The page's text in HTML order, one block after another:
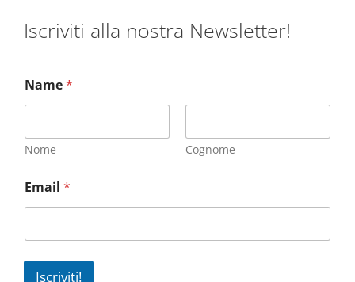
cIscriviti alla nostra Newsletter!
Name*
Nome Cognome
Email *
Iscriviti!